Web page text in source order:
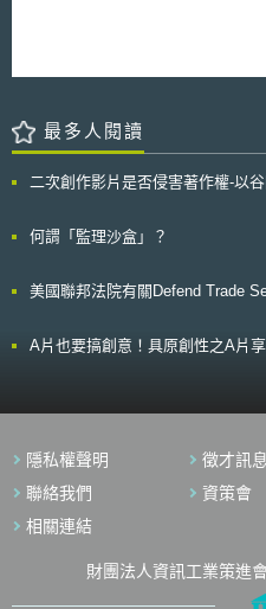
創意事業原創之產品或服務，並經由
我國依法設立之法人、合夥或獨資事
文化創意產業者」（營利事業捐贈文
費者消費之產品或服務，均適用捐贈認列抵稅。 營利
「學校」，包括所有各級依法設立、
含補習學校與社區大學（認列辦法第
合上述資格之學校、機關或團體，將
他弱勢族群之團體。 （二）偏遠地區舉辦之文化創意活動。（文創法第26
條第1項第2款） 所稱偏遠地區係指人口密度較低、或交通較為不便、
展國內文化創意事業之立法目標。凡
拍賣或其他經各中央目的事業主管機
式服務偏遠地區之民眾者為限。 （三）捐贈文化創意事業成立育成中心。
（文創法第26條第1項第3款） 雖然文創法第26條第1項第3款規定捐贈
事業捐贈文化創意相關支出認列費用
中心應以設立後已有營運經營活動為
最多人閱讀
二次創作影片是否侵害著作權-以
何謂「監理沙盒」？
美國聯邦法院有關Defend Trade
A片也要搞創意！具原創性之A片
隱私權聲明 徵才訊息
聯絡我們
資策會
相關連結
財團法人資訊工業策進